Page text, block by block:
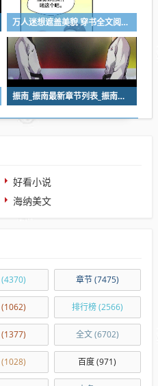
万人迷想遮盖美貌 穿书全文阅读-万人迷想遮盖美貌 穿书免费全集
振南_振南最新章节列表_振南全文阅读
好看小说
海纳美文
(4370) 章节(7475)
(1062) 排行榜(2566)
(1377) 全文(6702)
(1028) 百度(971)